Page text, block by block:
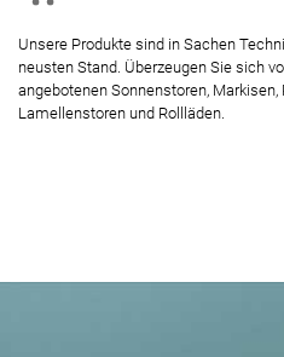
Unsere Produkte sind in Sachen
neusten Stand. Überzeugen Sie sich
angebotenen Sonnenstoren, Markisen,
Lamellenstoren und Rollläden.